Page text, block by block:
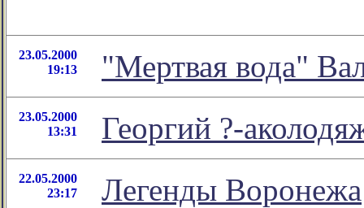
23.05.2000
19:13
"Мертвая вода"
23.05.2000
13:31
Георгий ?-
22.05.2000
23:17
Легенды Воронежа